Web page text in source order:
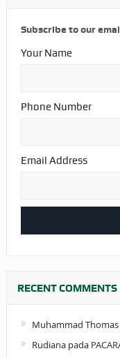
Subscribe to our
Your Name
Phone Number
Email Address
RECENT COMMENTS
Muhammad Thomas
Rudianapada